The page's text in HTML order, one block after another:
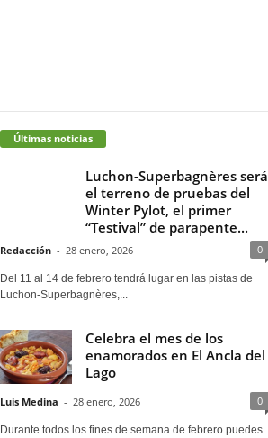
Últimas noticias
Luchon-Superbagnères será
el terreno de pruebas del
Winter Pylot, el primer
“Testival” de parapente...
Redacción - 28 enero, 2026 0
Del 11 al 14 de febrero tendrá lugar en las pistas de
Luchon-Superbagnères,...
Celebra el mes de los
enamorados en El Ancla del
Lago
Luis Medina - 28 enero, 2026 0
Durante todos los fines de semana de febrero puedes